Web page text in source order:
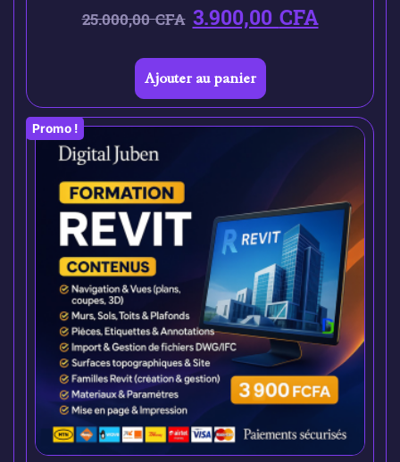
25.000,00CFA 3.900,00CFA
Ajouter au panier
Promo !